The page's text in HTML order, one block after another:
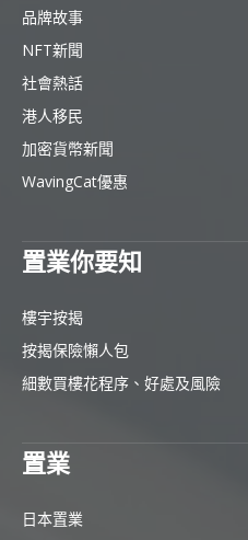
品牌故事
NFT新聞
社會熱話
港人移民
加密貨幣新聞
WavingCat優惠
置業你要知
樓宇按揭
按揭保險懶人包
細數買樓花程序、好處及風險
置業
日本置業